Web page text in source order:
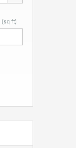
(sq ft)